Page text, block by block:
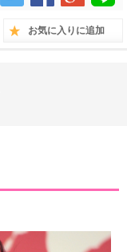
お気に入りに追加